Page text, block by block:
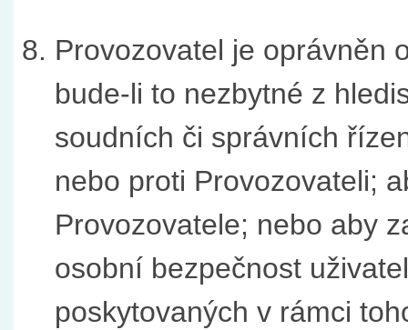
Provozovatel je oprávněn
bude-li to nezbytné z
soudních či správních
nebo proti Provozovateli;
Provozovatele; nebo aby
osobní bezpečnost
poskytovaných v rámci